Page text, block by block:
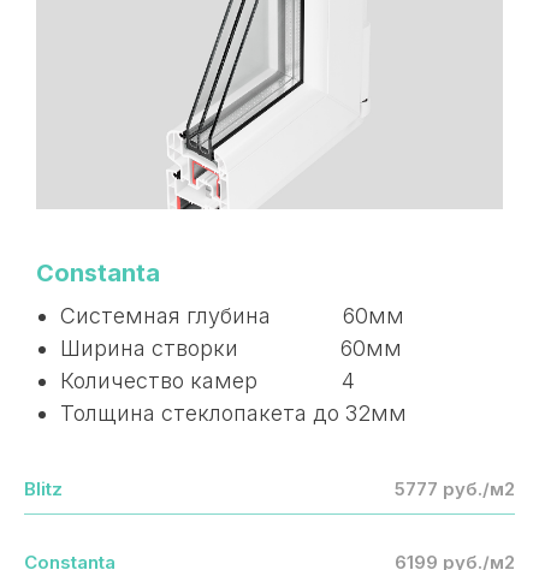
Constanta
Системная глубина 60мм
Ширина створки 60мм
Количество камер 4
Толщина стеклопакета до 32мм
Blitz 5777 руб./м2
Constanta 6199 руб./м2